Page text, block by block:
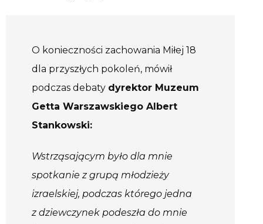
O konieczności zachowania Miłej 18
dla przyszłych pokoleń, mówił
podczas debaty dyrektor Muzeum
Getta Warszawskiego Albert
Stankowski:
Wstrząsającym było dla mnie
spotkanie z grupą młodzieży
izraelskiej, podczas którego jedna
z dziewczynek podeszła do mnie